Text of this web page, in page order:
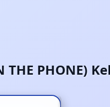
THE PHONE)